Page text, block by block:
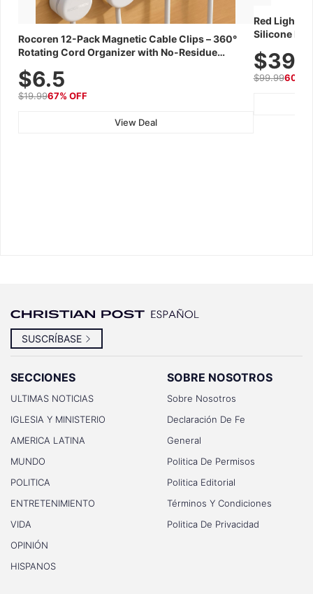
Rocoren 12-Pack Magnetic Cable Clips – 360°
Rotating Cord Organizer with No-Residue
Wall, Car & Office, White
$6.5
$19.9967% OFF
View Deal
Red Light
Silicone
$99.9960%
SUSCRÍBASE
SECCIONES
ULTIMAS NOTICIAS
IGLESIA Y MINISTERIO
AMERICA LATINA
MUNDO
POLITICA
ENTRETENIMIENTO
VIDA
OPINIÓN
HISPANOS
SOBRE NOSOTROS
Sobre Nosotros
Declaración De Fe
General
Politica De Permisos
Politica Editorial
Términos Y Condiciones
Politica De Privacidad